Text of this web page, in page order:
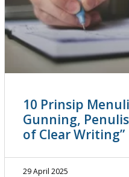
10 Prinsip
Gunning,
of Clear Writing”
29 April 2025